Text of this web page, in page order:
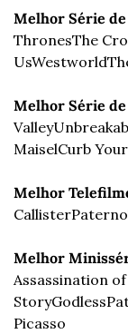
Melhor Série
ThronesThe
UsWestworld
Melhor Série de
Valley
MaiselCurb
Melhor
CallisterPaterno
Melhor
Assassination
StoryGodless
Picasso